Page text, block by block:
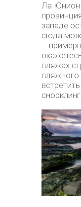
Ла Юнион
западе
сюда
–
пляжах